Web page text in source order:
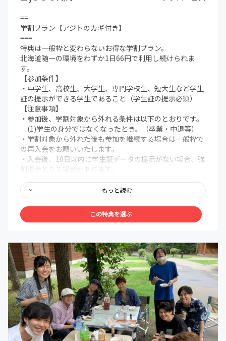
==
学割プラン【アジトのカギ付き】
===
特典は一般枠と変わらないお得な学割プラン。
北海道随一の環境をわずか1日66円で利用し続けられま
す。
【参加条件】
・中学生、高校生、大学生、専門学校生、短大生など学生
証の提示ができる学生であること（学生証の提示必須）
【注意事項】
・参加後、学割対象から外れる条件は以下のとおりです。
(1)学生の身分ではなくなったとき。（卒業・中退等）
・学割対象から外れた後も参加を継続する場合は一般枠で
の再入会をお願いいたします。
・入会後、10日以内に学生証データの提示がない場合、強
制退会となる場合があります。
＜オンライン共通コンテンツ＞
■北海道人の「好きを仕事にする」を実現させることに特
化したオンラインサロンが提供するノウハウおよび教材を
毎月作り続けながら提供
■北海道で活躍する社長/経営者/起業家/クリエイターを招
いてのゲストトーク
■好きを仕事にするためのオンラインビジネスノウハウを
商品開発〜集客〜セールス〜運営〜月額課金化までの基礎
的なビジネスノウハウを無料受講可能
■facebookページ&メンバー専用会員サイトでの意見交
換、成功事例の共有
■生配信やイベント当日を逃しても後から見返すことがで
きる「専用会員ページ」ノウハウ
もっと読む
この特典を選ぶ